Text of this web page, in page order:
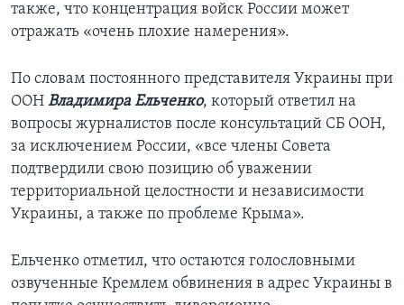
также, что концентрация войск России может
отражать «очень плохие намерения».
По словам постоянного представителя Украины при
ООН Владимира Ельченко, который ответил на
вопросы журналистов после консультаций СБ ООН,
за исключением России, «все члены Совета
подтвердили свою позицию об уважении
территориальной целостности и независимости
Украины, а также по проблеме Крыма».
Ельченко отметил, что остаются голословными
озвученные Кремлем обвинения в адрес Украины в